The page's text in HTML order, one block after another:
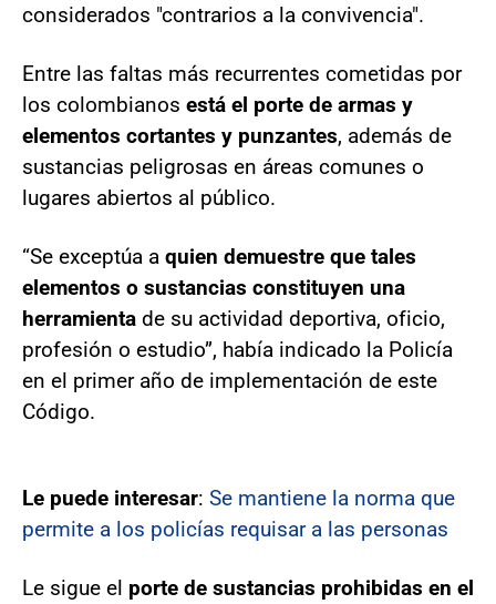
considerados "contrarios a la convivencia".
Entre las faltas más recurrentes cometidas por
los colombianos está el porte de armas y
elementos cortantes y punzantes, además de
sustancias peligrosas en áreas comunes o
lugares abiertos al público.
“Se exceptúa a quien demuestre que tales
elementos o sustancias constituyen una
herramienta de su actividad deportiva, oficio,
profesión o estudio”, había indicado la Policía
en el primer año de implementación de este
Código.
Le puede interesar: Se mantiene la norma que
permite a los policías requisar a las personas
Le sigue el porte de sustancias prohibidas en el